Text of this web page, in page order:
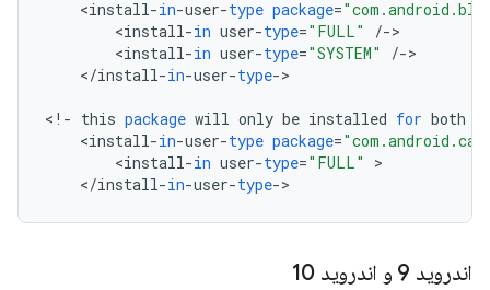
<install-in-user-type package=
<install-in user-type="FULL" /-
<install-in user-type="SYSTEM" /-
</install-in-user-type->
< ! - this package will only be installed for both
<install-in-user-type package=
<install-in user-type="FULL"
</install-in-user-type->
اندروید 9 و اندروید 10